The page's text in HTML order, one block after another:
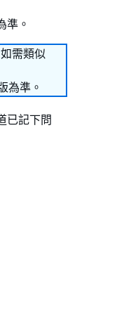
準。
需類似
為準。
已記下問